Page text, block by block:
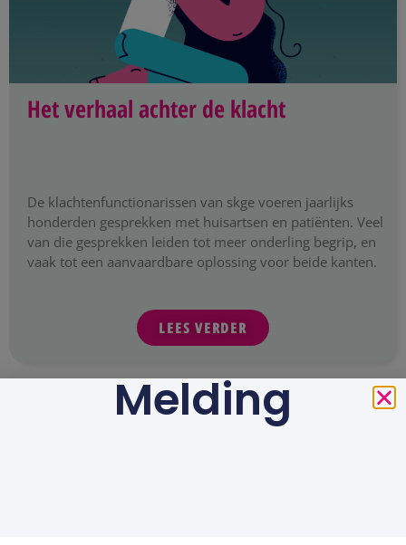
Het verhaal achter de klacht
De klachtenfunctionarissen van skge voeren jaarlijks
honderden gesprekken met huisartsen en patiënten. Veel
van die gesprekken leiden tot meer onderling begrip, en
vaak tot een aanvaardbare oplossing voor beide kanten.
LEES VERDER
Melding